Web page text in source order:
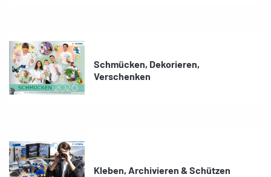
Schmücken, Dekorieren,
Verschenken
Kleben, Archivieren & Schützen